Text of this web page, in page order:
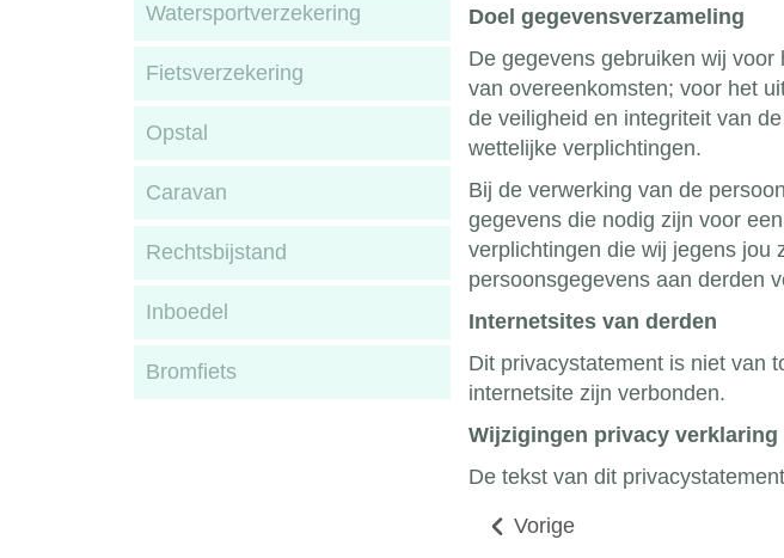
Watersportverzekering
Fietsverzekering
Opstal
Caravan
Rechtsbijstand
Inboedel
Bromfiets
Doel gegevensverzameling
De gegevens gebruiken wij
van overeenkomsten; voor het
de veiligheid en integriteit van
wettelijke verplichtingen.
Bij de verwerking van de
gegevens die nodig zijn voor
verplichtingen die wij jegens jou
persoonsgegevens aan derden
Internetsites van derden
Dit privacystatement is niet van
internetsite zijn verbonden.
Wijzigingen privacy verklaring
De tekst van dit
Vorige